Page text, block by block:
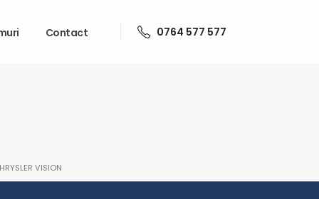
Contact 0764 577 577
VISION